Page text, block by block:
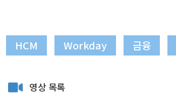
HCM Workday 금융
영상 목록